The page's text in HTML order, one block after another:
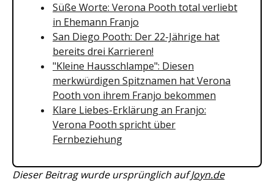
Süße Worte: Verona Pooth total verliebt
in Ehemann Franjo
San Diego Pooth: Der 22-Jährige hat
bereits drei Karrieren!
"Kleine Hausschlampe": Diesen
merkwürdigen Spitznamen hat Verona
Pooth von ihrem Franjo bekommen
Klare Liebes-Erklärung an Franjo:
Verona Pooth spricht über
Fernbeziehung
Dieser Beitrag wurde ursprünglich aufJoyn.de